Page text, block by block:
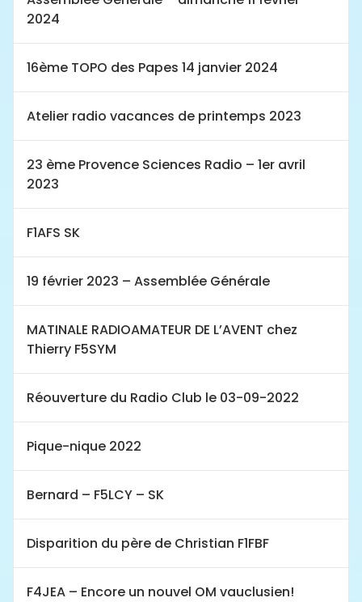
2024
16ème TOPO des Papes 14 janvier 2024
Atelier radio vacances de printemps 2023
23 ème Provence Sciences Radio – 1er avril
2023
F1AFS SK
19 février 2023 – Assemblée Générale
MATINALE RADIOAMATEUR DE L’AVENT chez
Thierry F5SYM
Réouverture du Radio Club le 03-09-2022
Pique-nique 2022
Bernard – F5LCY – SK
Disparition du père de Christian F1FBF
F4JEA – Encore un nouvel OM vauclusien!